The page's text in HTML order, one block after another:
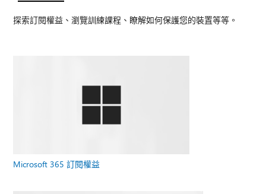
探索訂閱權益、瀏覽訓練課程、瞭解如何保護您的裝置等等。
Microsoft 365 訂閱權益